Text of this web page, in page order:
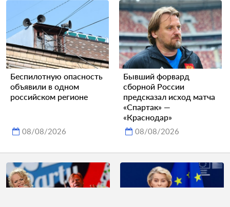
Беспилотную опасность
объявили в одном
российском регионе
08/08/2026
Бывший форвард
сборной России
предсказал исход матча
«Спартак» —
«Краснодар»
08/08/2026